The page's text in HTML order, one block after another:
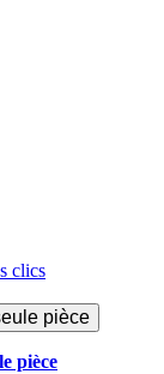
clics
pièce
pièce